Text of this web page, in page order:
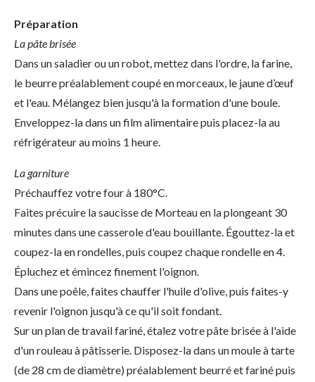
Préparation
La pâte brisée
Dans un saladier ou un robot, mettez dans l'ordre, la farine,
le beurre préalablement coupé en morceaux, le jaune d’œuf
et l'eau. Mélangez bien jusqu'à la formation d'une boule.
Enveloppez-la dans un film alimentaire puis placez-la au
réfrigérateur au moins 1 heure.
La garniture
Préchauffez votre four à 180°C.
Faites précuire la saucisse de Morteau en la plongeant 30
minutes dans une casserole d'eau bouillante. Égouttez-la et
coupez-la en rondelles, puis coupez chaque rondelle en 4.
Épluchez et émincez finement l'oignon.
Dans une poêle, faites chauffer l'huile d'olive, puis faites-y
revenir l'oignon jusqu'à ce qu'il soit fondant.
Sur un plan de travail fariné, étalez votre pâte brisée à l'aide
d'un rouleau à pâtisserie. Disposez-la dans un moule à tarte
(de 28 cm de diamètre) préalablement beurré et fariné puis